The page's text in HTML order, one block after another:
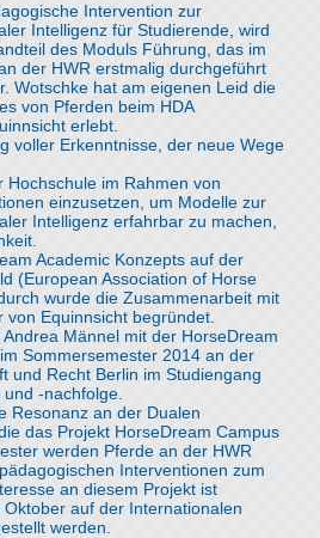
Intervention zur
Intelligenz für Studierende, wird
des Moduls Führung, das im
der HWR erstmalig durchgeführt
Wotschke hat am eigenen Leid die
von Pferden beim HDA
erlebt.
voller Erkenntnisse, der neue Wege
Hochschule im Rahmen von
einzusetzen, um Modelle zur
Intelligenz erfahrbar zu machen,
Academic Konzepts auf der
(European Association of Horse
wurde die Zusammenarbeit mit
Equinnsicht begründet.
Männel mit der HorseDream
Sommersemester 2014 an der
und Recht Berlin im Studiengang
-nachfolge.
Resonanz an der Dualen
das Projekt HorseDream Campus
werden Pferde an der HWR
Interventionen zum
an diesem Projekt ist
auf der Internationalen
werden.